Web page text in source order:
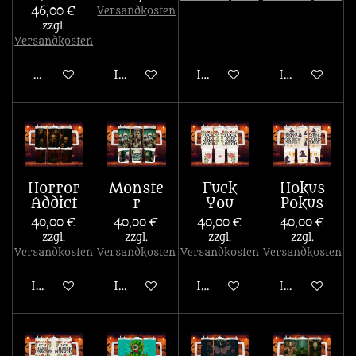
46,00 €
zzgl.
Versandkosten
Details anzeigen
Versandkosten
In den WarenkorbIn den Warenkorb
In den
Horror
Addict
40,00 €
zzgl.
Versandkosten
In den Warenkorb
Monste
r
40,00 €
zzgl.
Versandkosten
In den Warenkorb
Fuck
You
40,00 €
zzgl.
Versandkosten
In den Warenkorb
Hokus
Pokus
40,00 €
zzgl.
Versandkosten
In den